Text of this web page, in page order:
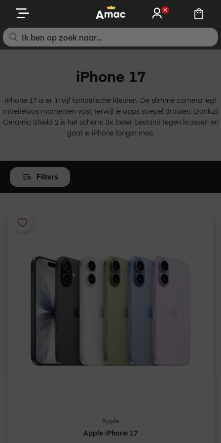
naar
de
inhoud
iPhone 17
iPhone 17 is er in vijf fantastische kleuren. De slimme camera legt
moeiteloos momenten vast, terwijl je apps soepel draaien. Dankzij
Ceramic Shield 2 is het scherm 3x beter bestand tegen krassen en
gaat je iPhone langer mee.
Filters
Wis
alle
Apple
Apple iPhone 17